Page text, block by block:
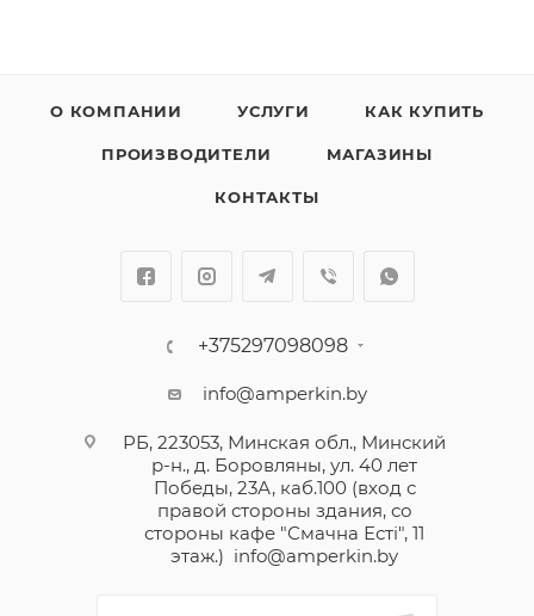
О КОМПАНИИ УСЛУГИ КАК КУПИТЬ
ПРОИЗВОДИТЕЛИ МАГАЗИНЫ
КОНТАКТЫ
+375297098098
info@amperkin.by
РБ, 223053, Минская обл., Минский
р-н., д. Боровляны, ул. 40 лет
Победы, 23А, каб.100 (вход с
правой стороны здания, со
стороны кафе "Смачна Естi", 11
этаж.) info@amperkin.by